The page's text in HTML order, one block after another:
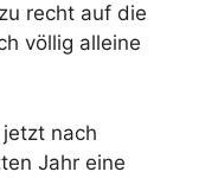
recht auf die
völlig alleine
nach
Jahr eine